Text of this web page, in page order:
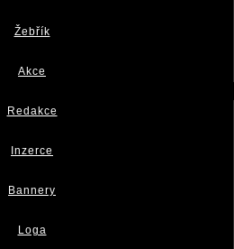
Žebřík
Akce
Redakce
Inzerce
Bannery
Loga